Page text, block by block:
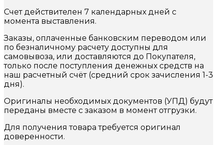
Счет действителен 7 календарных дней с
момента выставления.
Заказы, оплаченные банковским переводом или
по безналичному расчету доступны для
самовывоза, или доставляются до Покупателя,
только после поступления денежных средств на
наш расчетный счёт (средний срок зачисления 1-3
дня).
Оригиналы необходимых документов (УПД) будут
переданы вместе с заказом в момент отгрузки.
Для получения товара требуется оригинал
доверенности.